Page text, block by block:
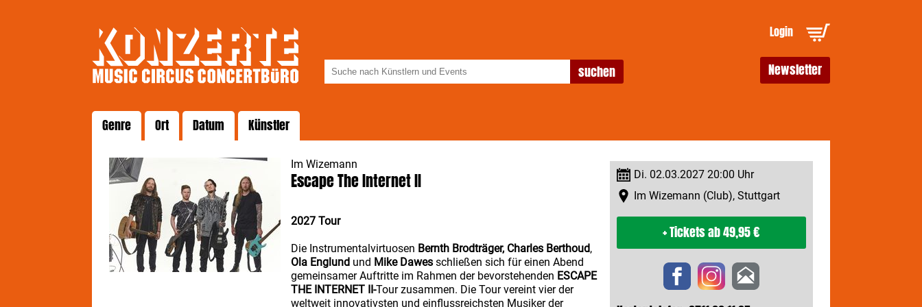
Login
Newsletter
Genre Ort Datum Künstler
Im Wizemann
Escape The Internet II
2027 Tour
Die Instrumentalvirtuosen Bernth Brodträger, Charles Berthoud,
Ola Englund und Mike Dawes schließen sich für einen Abend
gemeinsamer Auftritte im Rahmen der bevorstehenden ESCAPE
THE INTERNET II-Tour zusammen. Die Tour vereint vier der
weltweit innovativsten und einflussreichsten Musiker der
Di. 02.03.2027 20:00 Uhr
Im Wizemann (Club), Stuttgart
+ Ticketsab 49,95 €